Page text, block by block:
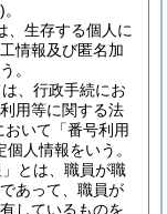
。
、生存する個人に
情報及び匿名加
。
、行政手続にお
用等に関する法
いて「番号利用
人情報をいう。
とは、職員が職
あって、職員が
しているものを